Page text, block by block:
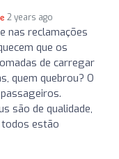
2 years ago
nas reclamações
que os
de carregar
quem quebrou? O
são de qualidade,
estão